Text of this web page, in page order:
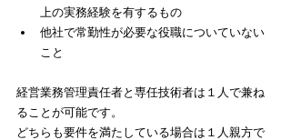
上の実務経験を有するもの
他社で常勤性が必要な役職についていない
こと
経営業務管理責任者と専任技術者は１人で兼ね
ることが可能です。
どちらも要件を満たしている場合は１人親方で